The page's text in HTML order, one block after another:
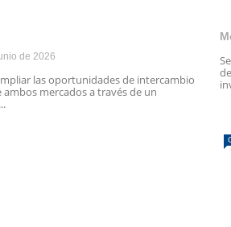
de 2026
las oportunidades de intercambio
mercados a través de un